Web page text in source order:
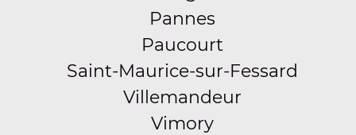
Pannes
Paucourt
Saint-Maurice-sur-Fessard
Villemandeur
Vimory